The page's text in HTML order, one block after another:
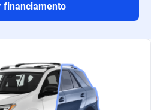
financiamento